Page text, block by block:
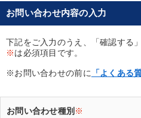
お問い合わせ内容の入力
下記をご入力のうえ、「確認する
※は必須項目です。
※お問い合わせの前に 「よくある
お問い合わせ種別 ※